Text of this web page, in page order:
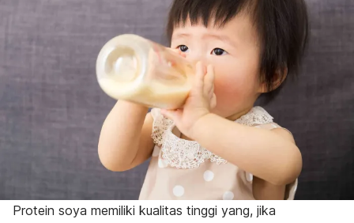
Protein soya memiliki kualitas tinggi yang, jika